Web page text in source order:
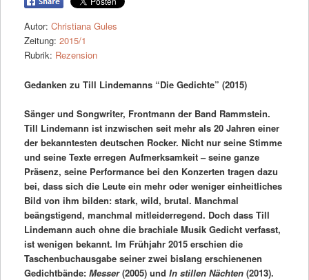
Autor: Christiana Gules
Zeitung: 2015/1
Rubrik: Rezension
Gedanken zu Till Lindemanns “Die Gedichte” (2015)
Sänger und Songwriter, Frontmann der Band Rammstein.
Till Lindemann ist inzwischen seit mehr als 20 Jahren einer
der bekanntesten deutschen Rocker. Nicht nur seine Stimme
und seine Texte erregen Aufmerksamkeit – seine ganze
Präsenz, seine Performance bei den Konzerten tragen dazu
bei, dass sich die Leute ein mehr oder weniger einheitliches
Bild von ihm bilden: stark, wild, brutal. Manchmal
beängstigend, manchmal mitleiderregend. Doch dass Till
Lindemann auch ohne die brachiale Musik Gedicht verfasst,
ist wenigen bekannt. Im Frühjahr 2015 erschien die
Taschenbuchausgabe seiner zwei bislang erschienenen
Gedichtbände: Messer(2005) und In stillen Nächten(2013).